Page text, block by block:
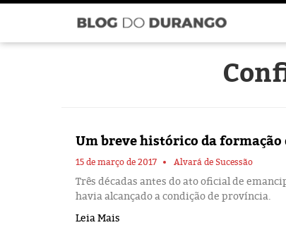
Um breve histórico da formação
15 de março de 2017 Alvará de Sucessão
Três décadas antes do ato oficial de
havia alcançado a condição de província.
Leia Mais